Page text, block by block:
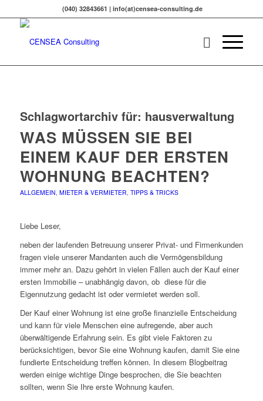
(040) 32843661 | info(at)censea-consulting.de
Schlagwortarchiv für: hausverwaltung
WAS MÜSSEN SIE BEI
EINEM KAUF DER ERSTEN
WOHNUNG BEACHTEN?
ALLGEMEIN, MIETER & VERMIETER, TIPPS & TRICKS
Liebe Leser,
neben der laufenden Betreuung unserer Privat- und Firmenkunden
fragen viele unserer Mandanten auch die Vermögensbildung
immer mehr an. Dazu gehört in vielen Fällen auch der Kauf einer
ersten Immobilie – unabhängig davon, ob diese für die
Eigennutzung gedacht ist oder vermietet werden soll.
Der Kauf einer Wohnung ist eine große finanzielle Entscheidung
und kann für viele Menschen eine aufregende, aber auch
überwältigende Erfahrung sein. Es gibt viele Faktoren zu
berücksichtigen, bevor Sie eine Wohnung kaufen, damit Sie eine
fundierte Entscheidung treffen können. In diesem Blogbeitrag
werden einige wichtige Dinge besprochen, die Sie beachten
sollten, wenn Sie Ihre erste Wohnung kaufen.